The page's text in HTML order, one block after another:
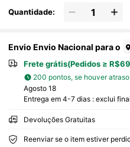
Quantidade:
Envio Envio Nacional para o
Frete grátis(Pedidos ≥
200 pontos, se houver atraso
Agosto 18
Entrega em 4-7 dias : exclui
Devoluções Gratuitas